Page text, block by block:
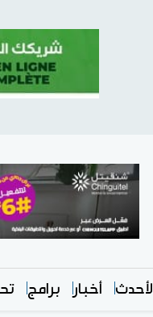
الأحدث أخبار برامج